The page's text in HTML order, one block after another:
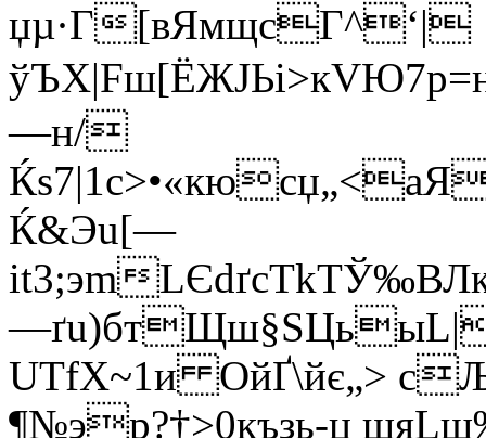
џµ·Г[вЯмщсГ^‘­|
—н/
Ќ&Э­u[—
іt3;эm
—ґu)бт
UТfХ~1и ОйҐ\йє„>
¶№эр?†>0къзь-џ